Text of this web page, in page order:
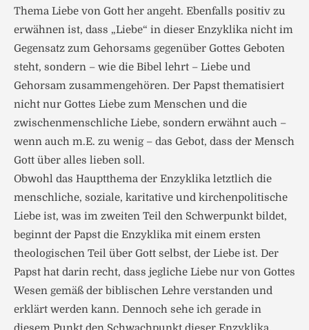
Thema Liebe von Gott her angeht. Ebenfalls positiv zu
erwähnen ist, dass „Liebe“ in dieser Enzyklika nicht im
Gegensatz zum Gehorsams gegenüber Gottes Geboten
steht, sondern – wie die Bibel lehrt – Liebe und
Gehorsam zusammengehören. Der Papst thematisiert
nicht nur Gottes Liebe zum Menschen und die
zwischenmenschliche Liebe, sondern erwähnt auch –
wenn auch m.E. zu wenig – das Gebot, dass der Mensch
Gott über alles lieben soll.
Obwohl das Hauptthema der Enzyklika letztlich die
menschliche, soziale, karitative und kirchenpolitische
Liebe ist, was im zweiten Teil den Schwerpunkt bildet,
beginnt der Papst die Enzyklika mit einem ersten
theologischen Teil über Gott selbst, der Liebe ist. Der
Papst hat darin recht, dass jegliche Liebe nur von Gottes
Wesen gemäß der biblischen Lehre verstanden und
erklärt werden kann. Dennoch sehe ich gerade in